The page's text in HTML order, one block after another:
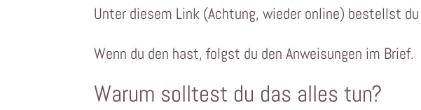
Unter diesem Link (Achtung, wieder online) bestellst du
Wenn du den hast, folgst du den Anweisungen im Brief.
Warum solltest du das alles tun?